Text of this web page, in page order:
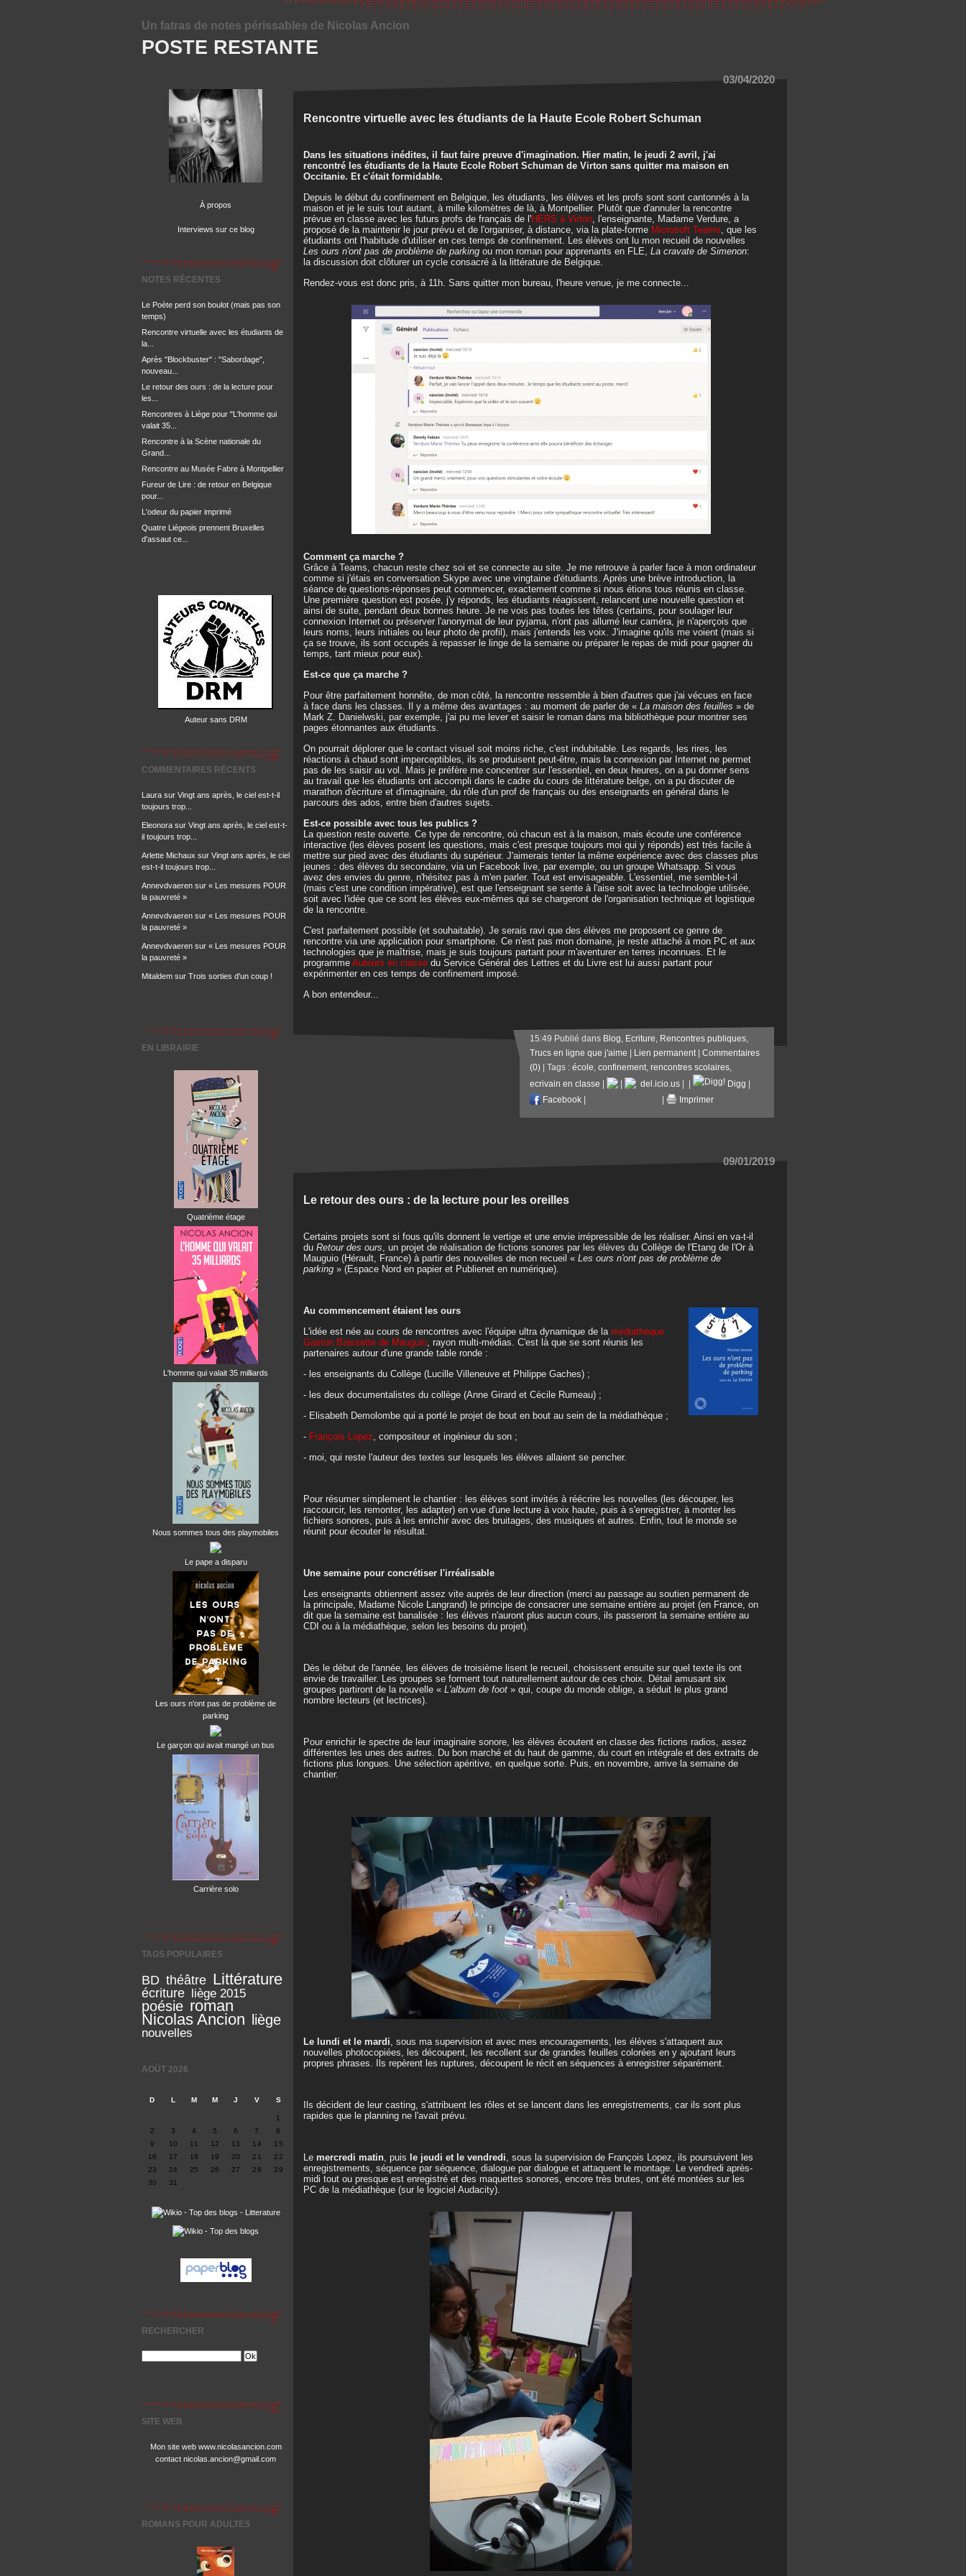
POSTE RESTANTE
Un fatras de notes périssables de Nicolas Ancion
À propos
Interviews sur ce blog
NOTES RÉCENTES
Le Poète perd son boulot (mais pas son
temps)
Rencontre virtuelle avec les étudiants de
la...
Après "Blockbuster" : "Sabordage",
nouveau...
Le retour des ours : de la lecture pour
les...
Rencontres à Liège pour "L'homme qui
valait 35...
Rencontre à la Scène nationale du
Grand...
Rencontre au Musée Fabre à Montpellier
Fureur de Lire : de retour en Belgique
pour...
L'odeur du papier imprimé
Quatre Liégeois prennent Bruxelles
d'assaut ce...
Auteur sans DRM
COMMENTAIRES RÉCENTS
Laura sur Vingt ans après, le ciel est-t-il
toujours trop...
Eleonora sur Vingt ans après, le ciel est-t-
il toujours trop...
Arlette Michaux sur Vingt ans après, le ciel
est-t-il toujours trop...
Annevdvaeren sur « Les mesures POUR
la pauvreté »
Annevdvaeren sur « Les mesures POUR
la pauvreté »
Annevdvaeren sur « Les mesures POUR
la pauvreté »
Mitaldem sur Trois sorties d'un coup !
EN LIBRAIRIE
Quatrième étage
L'homme qui valait 35 milliards
Nous sommes tous des playmobiles
Le pape a disparu
Les ours n'ont pas de problème de
parking
Le garçon qui avait mangé un bus
Carrière solo
TAGS POPULAIRES
BD théâtre Littérature
écriture liège 2015
poésie roman
Nicolas Ancion liège
nouvelles
AOÛT 2026
D L M M J V S
1
2
3 4 5 6 7
8
9
10 11 12 13 14
15
16
17 18 19 20 21
22
23
24 25 26 27 28
29
30
31
RECHERCHER
SITE WEB
Mon site web www.nicolasancion.com
contact nicolas.ancion@gmail.com
ROMANS POUR ADULTES
03/04/2020
Rencontre virtuelle avec les étudiants de la Haute Ecole Robert Schuman
Dans les situations inédites, il faut faire preuve d'imagination. Hier matin, le jeudi 2 avril, j'ai
rencontré les étudiants de la Haute Ecole Robert Schuman de Virton sans quitter ma maison en
Occitanie. Et c'était formidable.
Depuis le début du confinement en Belgique, les étudiants, les élèves et les profs sont sont cantonnés à la
maison et je le suis tout autant, à mille kilomètres de là, à Montpellier. Plutôt que d'annuler la rencontre
prévue en classe avec les futurs profs de français de l'HERS à Virton, l'enseignante, Madame Verdure, a
proposé de la maintenir le jour prévu et de l'organiser, à distance, via la plate-forme Microsoft Teams, que les
étudiants ont l'habitude d'utiliser en ces temps de confinement. Les élèves ont lu mon recueil de nouvelles
Les ours n'ont pas de problème de parking ou mon roman pour apprenants en FLE, La cravate de Simenon:
la discussion doit clôturer un cycle consacré à la littérature de Belgique.
Rendez-vous est donc pris, à 11h. Sans quitter mon bureau, l'heure venue, je me connecte...
Comment ça marche ?
Grâce à Teams, chacun reste chez soi et se connecte au site. Je me retrouve à parler face à mon ordinateur
comme si j'étais en conversation Skype avec une vingtaine d'étudiants. Après une brève introduction, la
séance de questions-réponses peut commencer, exactement comme si nous étions tous réunis en classe.
Une première question est posée, j'y réponds, les étudiants réagissent, relancent une nouvelle question et
ainsi de suite, pendant deux bonnes heure. Je ne vois pas toutes les têtes (certains, pour soulager leur
connexion Internet ou préserver l'anonymat de leur pyjama, n'ont pas allumé leur caméra, je n'aperçois que
leurs noms, leurs initiales ou leur photo de profil), mais j'entends les voix. J'imagine qu'ils me voient (mais si
ça se trouve, ils sont occupés à repasser le linge de la semaine ou préparer le repas de midi pour gagner du
temps, tant mieux pour eux).
Est-ce que ça marche ?
Pour être parfaitement honnête, de mon côté, la rencontre ressemble à bien d'autres que j'ai vécues en face
à face dans les classes. Il y a même des avantages : au moment de parler de « La maison des feuilles » de
Mark Z. Danielwski, par exemple, j'ai pu me lever et saisir le roman dans ma bibliothèque pour montrer ses
pages étonnantes aux étudiants.
On pourrait déplorer que le contact visuel soit moins riche, c'est indubitable. Les regards, les rires, les
réactions à chaud sont imperceptibles, ils se produisent peut-être, mais la connexion par Internet ne permet
pas de les saisir au vol. Mais je préfère me concentrer sur l'essentiel, en deux heures, on a pu donner sens
au travail que les étudiants ont accompli dans le cadre du cours de littérature belge, on a pu discuter de
marathon d'écriture et d'imaginaire, du rôle d'un prof de français ou des enseignants en général dans le
parcours des ados, entre bien d'autres sujets.
Est-ce possible avec tous les publics ?
La question reste ouverte. Ce type de rencontre, où chacun est à la maison, mais écoute une conférence
interactive (les élèves posent les questions, mais c'est presque toujours moi qui y réponds) est très facile à
mettre sur pied avec des étudiants du supérieur. J'aimerais tenter la même expérience avec des classes plus
jeunes : des élèves du secondaire, via un Facebook live, par exemple, ou un groupe Whatsapp. Si vous
avez des envies du genre, n'hésitez pas à m'en parler. Tout est envisageable. L'essentiel, me semble-t-il
(mais c'est une condition impérative), est que l'enseignant se sente à l'aise soit avec la technologie utilisée,
soit avec l'idée que ce sont les élèves eux-mêmes qui se chargeront de l'organisation technique et logistique
de la rencontre.
C'est parfaitement possible (et souhaitable). Je serais ravi que des élèves me proposent ce genre de
rencontre via une application pour smartphone. Ce n'est pas mon domaine, je reste attaché à mon PC et aux
technologies que je maîtrise, mais je suis toujours partant pour m'aventurer en terres inconnues. Et le
programme Auteurs en classe du Service Général des Lettres et du Livre est lui aussi partant pour
expérimenter en ces temps de confinement imposé.
A bon entendeur...
15:49 Publié dans Blog, Ecriture, Rencontres publiques,
Trucs en ligne que j'aime | Lien permanent| Commentaires
(0) | Tags : école, confinement, rencontres scolaires,
ecrivain en classe | | del.icio.us | | Digg |
Facebook | | Imprimer
09/01/2019
Le retour des ours : de la lecture pour les oreilles
Certains projets sont si fous qu'ils donnent le vertige et une envie irrépressible de les réaliser. Ainsi en va-t-il
du Retour des ours , un projet de réalisation de fictions sonores par les élèves du Collège de l'Etang de l'Or à
Mauguio (Hérault, France) à partir des nouvelles de mon recueil « Les ours n'ont pas de problème de
parking » (Espace Nord en papier et Publienet en numérique).
Au commencement étaient les ours
L'idée est née au cours de rencontres avec l'équipe ultra dynamique de la médiathèque
Gaston Baissette de Mauguio , rayon multi-médias. C'est là que se sont réunis les
partenaires autour d'une grande table ronde :
- les enseignants du Collège (Lucille Villeneuve et Philippe Gaches) ;
- les deux documentalistes du collège (Anne Girard et Cécile Rumeau) ;
- Elisabeth Demolombe qui a porté le projet de bout en bout au sein de la médiathèque ;
- François Lopez , compositeur et ingénieur du son ;
- moi, qui reste l'auteur des textes sur lesquels les élèves allaient se pencher.
Pour résumer simplement le chantier : les élèves sont invités à réécrire les nouvelles (les découper, les
raccourcir, les remonter, les adapter) en vue d'une lecture à voix haute, puis à s'enregistrer, à monter les
fichiers sonores, puis à les enrichir avec des bruitages, des musiques et autres. Enfin, tout le monde se
réunit pour écouter le résultat.
Une semaine pour concrétiser l'irréalisable
Les enseignants obtiennent assez vite auprès de leur direction (merci au passage au soutien permanent de
la principale, Madame Nicole Langrand) le principe de consacrer une semaine entière au projet (en France, on
dit que la semaine est banalisée : les élèves n'auront plus aucun cours, ils passeront la semaine entière au
CDI ou à la médiathèque, selon les besoins du projet).
Dès le début de l'année, les élèves de troisième lisent le recueil, choisissent ensuite sur quel texte ils ont
envie de travailler. Les groupes se forment tout naturellement autour de ces choix. Détail amusant six
groupes partiront de la nouvelle « L'album de foot » qui, coupe du monde oblige, a séduit le plus grand
nombre lecteurs (et lectrices).
Pour enrichir le spectre de leur imaginaire sonore, les élèves écoutent en classe des fictions radios, assez
différentes les unes des autres. Du bon marché et du haut de gamme, du court en intégrale et des extraits de
fictions plus longues. Une sélection apéritive, en quelque sorte. Puis, en novembre, arrive la semaine de
chantier.
Le lundi et le mardi , sous ma supervision et avec mes encouragements, les élèves s'attaquent aux
nouvelles photocopiées, les découpent, les recollent sur de grandes feuilles colorées en y ajoutant leurs
propres phrases. Ils repèrent les ruptures, découpent le récit en séquences à enregistrer séparément.
Ils décident de leur casting, s'attribuent les rôles et se lancent dans les enregistrements, car ils sont plus
rapides que le planning ne l'avait prévu.
Le mercredi matin , puis le jeudi et le vendredi , sous la supervision de François Lopez, ils poursuivent les
enregistrements, séquence par séquence, dialogue par dialogue et attaquent le montage. Le vendredi après-
midi tout ou presque est enregistré et des maquettes sonores, encore très brutes, ont été montées sur les
PC de la médiathèque (sur le logiciel Audacity).